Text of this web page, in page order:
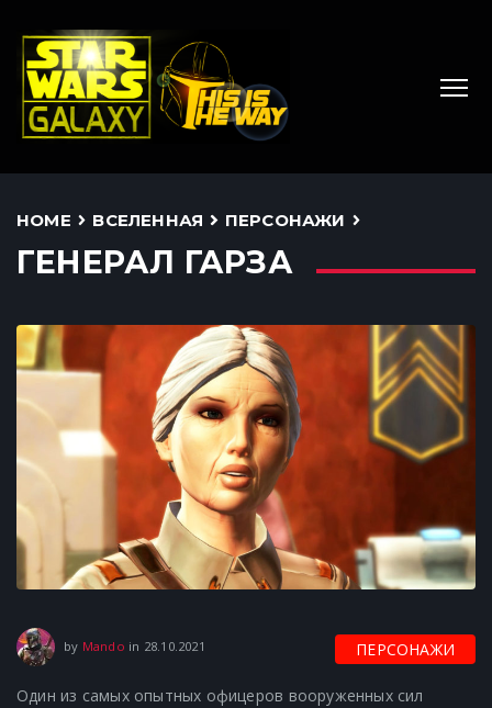
HOME ВСЕЛЕННАЯ ПЕРСОНАЖИ
ГЕНЕРАЛ ГАРЗА
by Mando in 28.10.2021 ПЕРСОНАЖИ
Один из самых опытных офицеров вооруженных сил